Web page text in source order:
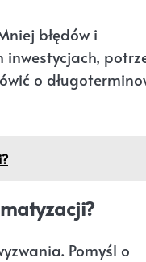
błędów i
inwestycjach,
o
Pomyśl o